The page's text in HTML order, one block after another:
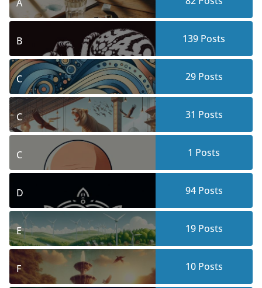
A
B 139 Posts
C 29Posts
C 31 Posts
C 1 Posts
D 94Posts
E 19Posts
F 10Posts